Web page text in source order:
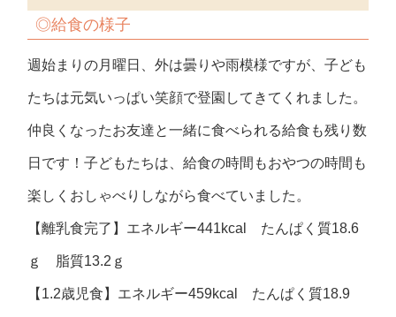
◎給食の様子
週始まりの月曜日、外は曇りや雨模様ですが、子ども
たちは元気いっぱい笑顔で登園してきてくれました。
仲良くなったお友達と一緒に食べられる給食も残り数
日です！子どもたちは、給食の時間もおやつの時間も
楽しくおしゃべりしながら食べていました。
【離乳食完了】エネルギー441kcal たんぱく質18.6
ｇ 脂質13.2ｇ
【1.2歳児食】エネルギー459kcal たんぱく質18.9